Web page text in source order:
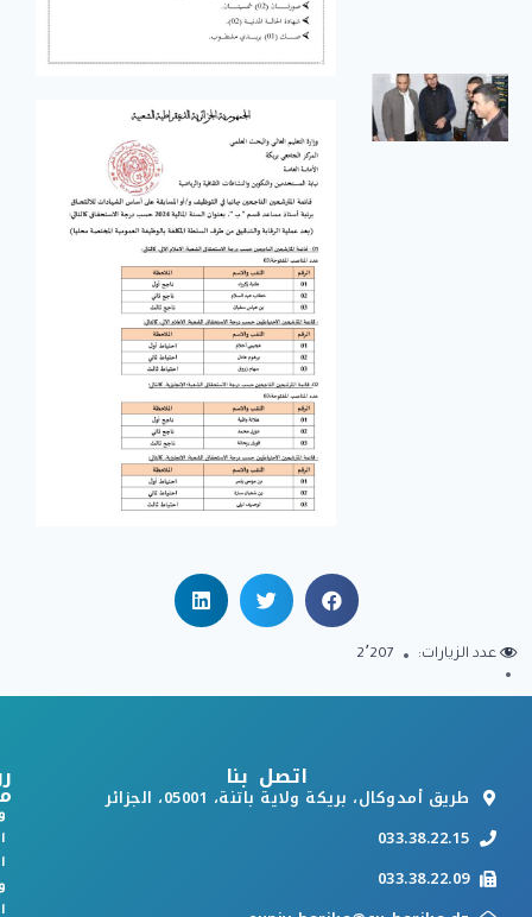
تعزيز الرقمنة
لمطاعم
الإقامات
الجامعية
زيارة تفقدية
لمطاعم
الإقامات
الجامعية
عدد الزيارات: 2٬207
اتصل بنا
طريق أمدوكال، بريكة ولاية باتنة، 05001، الجزائر
033.38.22.15
033.38.22.09